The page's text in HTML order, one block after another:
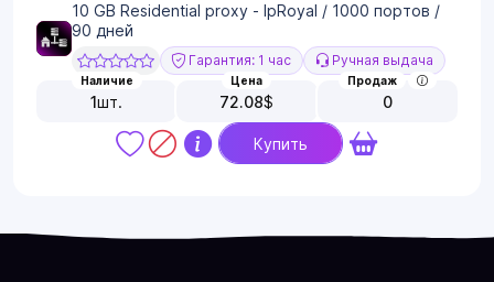
10 GB Residential proxy - IpRoyal / 1000 портов /
90 дней
Гарантия: 1 час Ручная выдача
Наличие
1шт.
Цена
72.08$
Продаж
0
Купить